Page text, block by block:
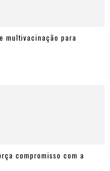
multivacinação para
compromisso com a